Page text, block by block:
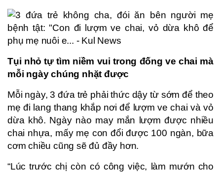
Tụi nhỏ tự tìm niềm vui trong đống ve chai mà
mỗi ngày chúng nhặt được
Mỗi ngày, 3 đứa trẻ phải thức dậy từ sớm để theo
mẹ đi lang thang khắp nơi để lượm ve chai và vỏ
dừa khô. Ngày nào may mắn lượm được nhiều
chai nhựa, mấy mẹ con đổi được 100 ngàn, bữa
cơm chiều cũng sẽ đủ đầy hơn.
“Lúc trước chị còn có công việc, làm mướn cho